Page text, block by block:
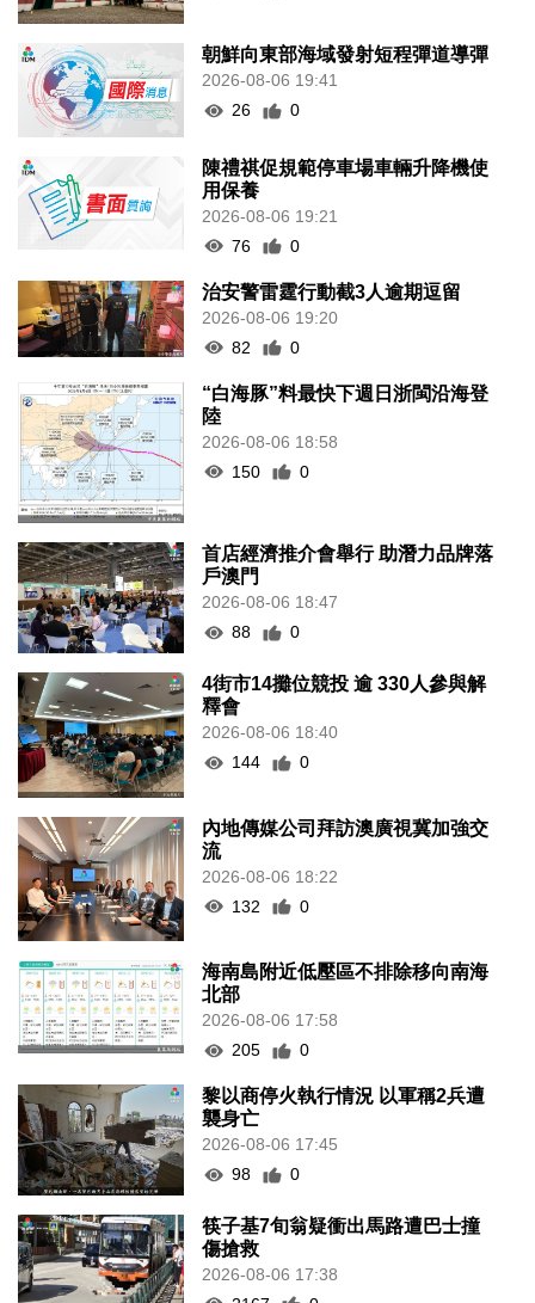
朝鮮向東部海域發射短程彈道導彈
2026-08-06 19:41
26
0
陳禮祺促規範停車場車輛升降機使
用保養
2026-08-06 19:21
76
0
治安警雷霆行動截3人逾期逗留
2026-08-06 19:20
82
0
“白海豚”料最快下週日浙閩沿海登
陸
2026-08-06 18:58
150
0
首店經濟推介會舉行 助潛力品牌落
戶澳門
2026-08-06 18:47
88
0
4街市14攤位競投 逾 330人參與解
釋會
2026-08-06 18:40
144
0
內地傳媒公司拜訪澳廣視冀加強交
流
2026-08-06 18:22
132
0
海南島附近低壓區不排除移向南海
北部
2026-08-06 17:58
205
0
黎以商停火執行情況 以軍稱2兵遭
襲身亡
2026-08-06 17:45
98
0
筷子基7旬翁疑衝出馬路遭巴士撞
傷搶救
2026-08-06 17:38